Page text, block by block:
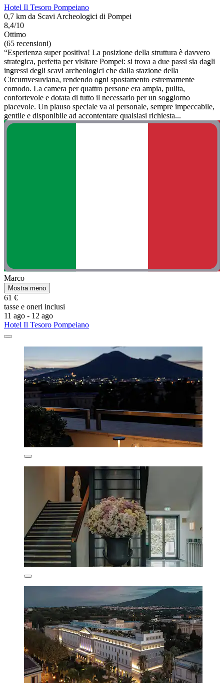
Hotel Il Tesoro Pompeiano
0,7 km da Scavi Archeologici di Pompei
8,4/10
Ottimo
(65 recensioni)
“Esperienza super positiva! La posizione della struttura è davvero
strategica, perfetta per visitare Pompei: si trova a due passi sia dagli
ingressi degli scavi archeologici che dalla stazione della
Circumvesuviana, rendendo ogni spostamento estremamente
comodo. La camera per quattro persone era ampia, pulita,
confortevole e dotata di tutto il necessario per un soggiorno
piacevole. Un plauso speciale va al personale, sempre impeccabile,
gentile e disponibile ad accontentare qualsiasi richiesta...
Marco
Mostra meno
61 €
tasse e oneri inclusi
11 ago - 12 ago
Hotel Il Tesoro Pompeiano